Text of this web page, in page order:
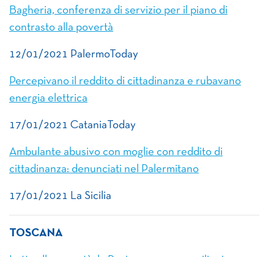
Bagheria, conferenza di servizio per il piano di
contrasto alla povertà
12/01/2021 PalermoToday
Percepivano il reddito di cittadinanza e rubavano
energia elettrica
17/01/2021 CataniaToday
Ambulante abusivo con moglie con reddito di
cittadinanza: denunciati nel Palermitano
17/01/2021 La Sicilia
TOSCANA